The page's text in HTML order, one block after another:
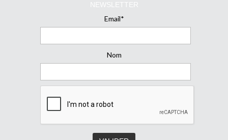
NEWSLETTER
Email*
Nom